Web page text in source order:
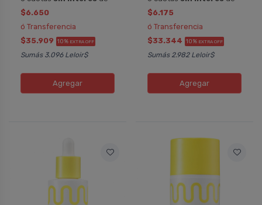
$6.650
ó Transferencia
$35.909 10% EXTRA OFF
Sumás 3.096 Leloir$
Agregar
$6.175
ó Transferencia
$33.344 10% EXTRA OFF
Sumás 2.982 Leloir$
Agregar